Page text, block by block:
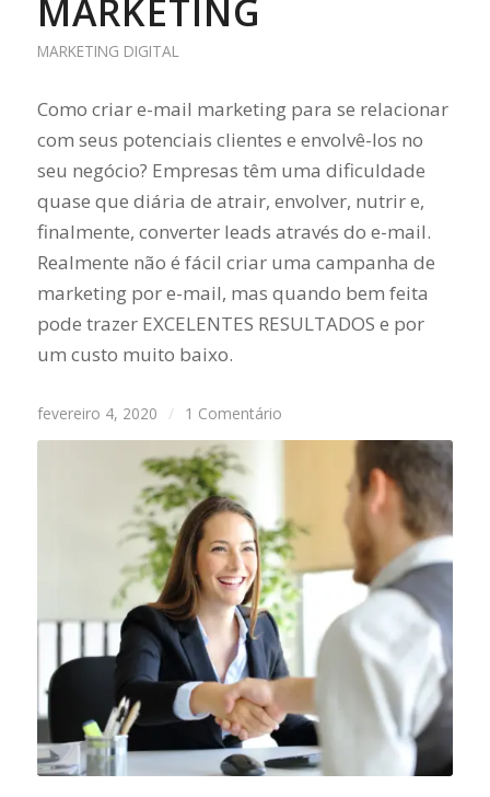
MARKETING
MARKETING DIGITAL
Como criar e-mail marketing para se relacionar
com seus potenciais clientes e envolvê-los no
seu negócio? Empresas têm uma dificuldade
quase que diária de atrair, envolver, nutrir e,
finalmente, converter leads através do e-mail.
Realmente não é fácil criar uma campanha de
marketing por e-mail, mas quando bem feita
pode trazer EXCELENTES RESULTADOS e por
um custo muito baixo.
fevereiro 4, 2020 / 1 Comentário